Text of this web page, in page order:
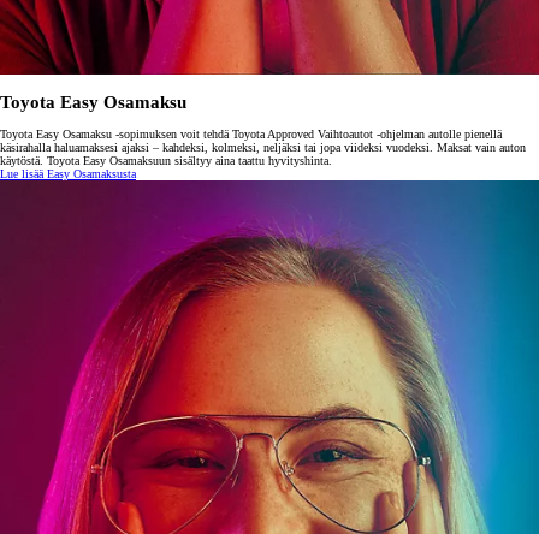
Toyota Easy Osamaksu
Toyota Easy Osamaksu -sopimuksen voit tehdä Toyota Approved Vaihtoautot -ohjelman autolle pienellä
käsirahalla haluamaksesi ajaksi – kahdeksi, kolmeksi, neljäksi tai jopa viideksi vuodeksi. Maksat vain auton
käytöstä. Toyota Easy Osamaksuun sisältyy aina taattu hyvityshinta.
Lue lisää Easy Osamaksusta